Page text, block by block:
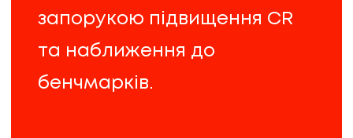
запорукою підвищення CR
та наближення до
бенчмарків.